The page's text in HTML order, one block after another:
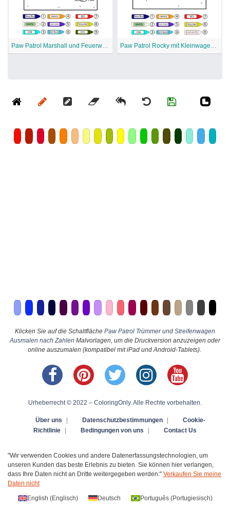
Paw Patrol Marshall und Feuerwehrauto Malen nach Zahlen Paw Patrol Rocky mit Kleinwagen Malen nach Nummer
Klicken Sie auf die Schaltfläche Paw Patrol Trümmer und Streifenwagen
Ausmalen nach Zahlen Malvorlagen, um die Druckversion anzuzeigen oder
online auszumalen (kompatibel mit iPad und Android-Tablets).
Urheberrecht © 2022 – ColoringOnly. Alle Rechte vorbehalten.
Über uns Datenschutzbestimmungen
Cookie-
Richtlinie
Bedingungen von uns Contact Us
"Wir verwenden Cookies und andere Datenerfassungstechnologien, um
unseren Kunden das beste Erlebnis zu bieten. Sie können hier verlangen,
dass Ihre Daten nicht an Dritte weitergegeben werden:" Verkaufen Sie meine
Daten nicht
English (Englisch) Deutsch Português(Portugiesisch)